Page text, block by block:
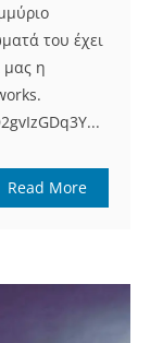
του έχει
μας η
Read More